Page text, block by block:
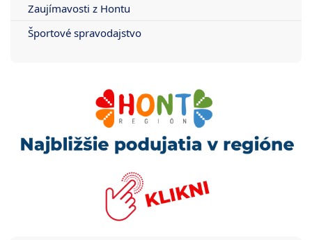
Zaujímavosti z Hontu
Športové spravodajstvo